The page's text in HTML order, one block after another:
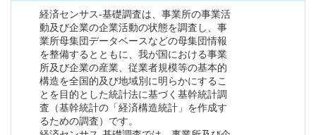
経済センサス‐基礎調査は、事業所の事業活
動及び企業の企業活動の状態を調査し、事
業所母集団データベースなどの母集団情報
を整備するとともに、我が国における事業
所及び企業の産業、従業者規模等の基本的
構造を全国的及び地域別に明らかにするこ
とを目的とした統計法に基づく基幹統計調
査（基幹統計の「経済構造統計」を作成す
るための調査）です。